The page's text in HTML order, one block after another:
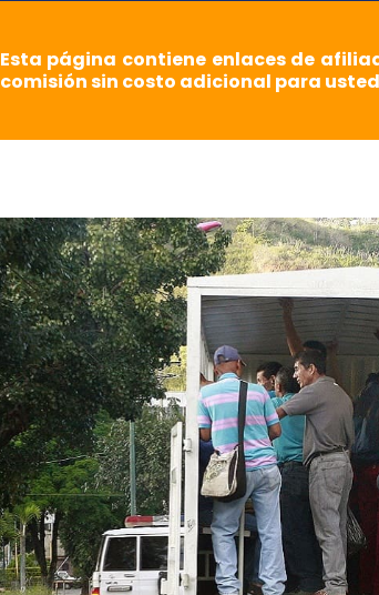
Esta página contiene enlaces de
comisión sin costo adicional para